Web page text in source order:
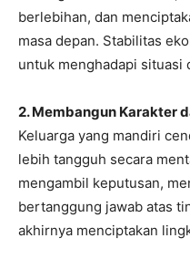
berlebihan, dan
masa depan. Stabilitas
untuk menghadapi situasi
2. Membangun Karakter
Keluarga yang mandiri
lebih tangguh secara
mengambil keputusan,
bertanggung jawab atas
akhirnya menciptakan